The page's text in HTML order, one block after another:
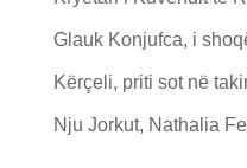
Glauk Konjufca, i
Kërçeli, priti sot në
Nju Jorkut, Nathalia